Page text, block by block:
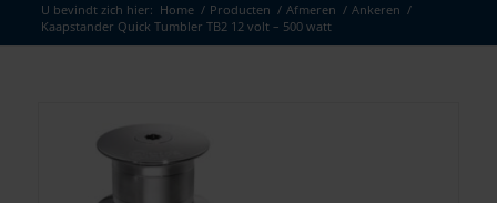
U bevindt zich hier: Home / Producten / Afmeren / Ankeren /
Kaapstander Quick Tumbler TB2 12 volt – 500 watt